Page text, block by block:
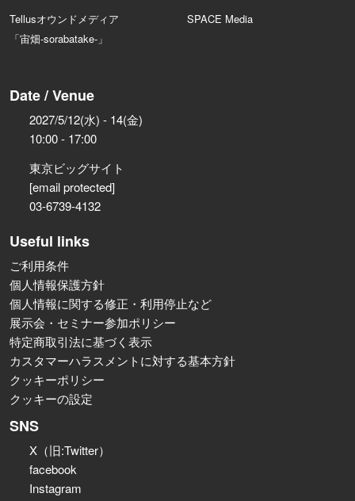
Tellusオウンドメディア
「宙畑-sorabatake-」
SPACE Media
Date / Venue
2027/5/12(水) - 14(金)
10:00 - 17:00
東京ビッグサイト
[email protected]
03-6739-4132
Useful links
ご利用条件
個人情報保護方針
個人情報に関する修正・利用停止など
展示会・セミナー参加ポリシー
特定商取引法に基づく表示
カスタマーハラスメントに対する基本方針
クッキーポリシー
クッキーの設定
SNS
X（旧:Twitter）
facebook
Instagram